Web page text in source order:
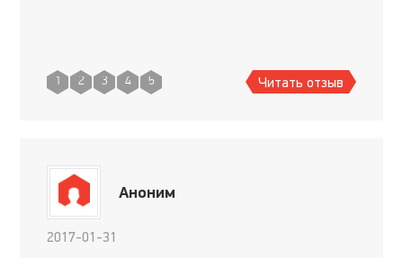
1 2 3 4 5 Читать отзыв
Аноним
2017-01-31